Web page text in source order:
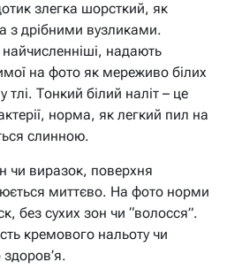
злегка шорсткий, як
з дрібними вузликами.
надають
на фото як мереживо білих
Тонкий білий наліт – це
норма, як легкий пил на
слинною.
чи виразок, поверхня
миттєво. На фото норми
без сухих зон чи “волосся”.
кремового нальоту чи